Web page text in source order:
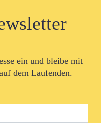
ein und bleibe mit
dem Laufenden.